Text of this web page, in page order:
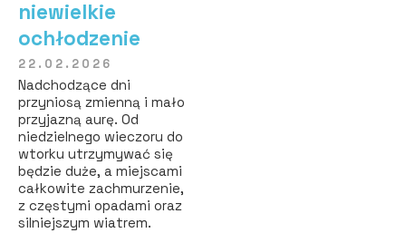
niewielkie
ochłodzenie
22.02.2026
Nadchodzące dni
przyniosą zmienną i mało
przyjazną aurę. Od
niedzielnego wieczoru do
wtorku utrzymywać się
będzie duże, a miejscami
całkowite zachmurzenie,
z częstymi opadami oraz
silniejszym wiatrem.